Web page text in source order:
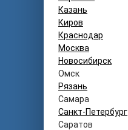
Казань
Киров
Краснодар
Москва
Новосибирск
Омск
Рязань
Самара
Санкт-Петербург
Саратов